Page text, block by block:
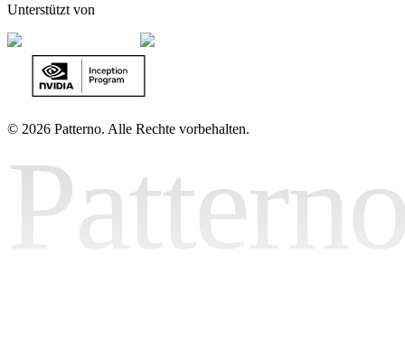
Unterstützt von
© 2026 Patterno. Alle Rechte vorbehalten.